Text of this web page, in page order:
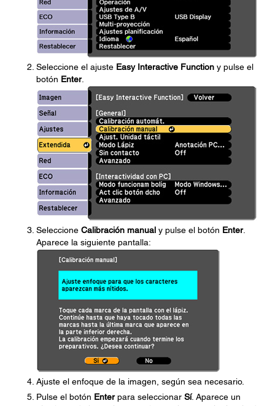
Seleccione el ajuste Easy Interactive Function y pulse el
botón Enter.
Seleccione Calibración manual y pulse el botón Enter.
Aparece la siguiente pantalla:
Ajuste el enfoque de la imagen, según sea necesario.
Pulse el botón Enterpara seleccionar Sí. Aparece un